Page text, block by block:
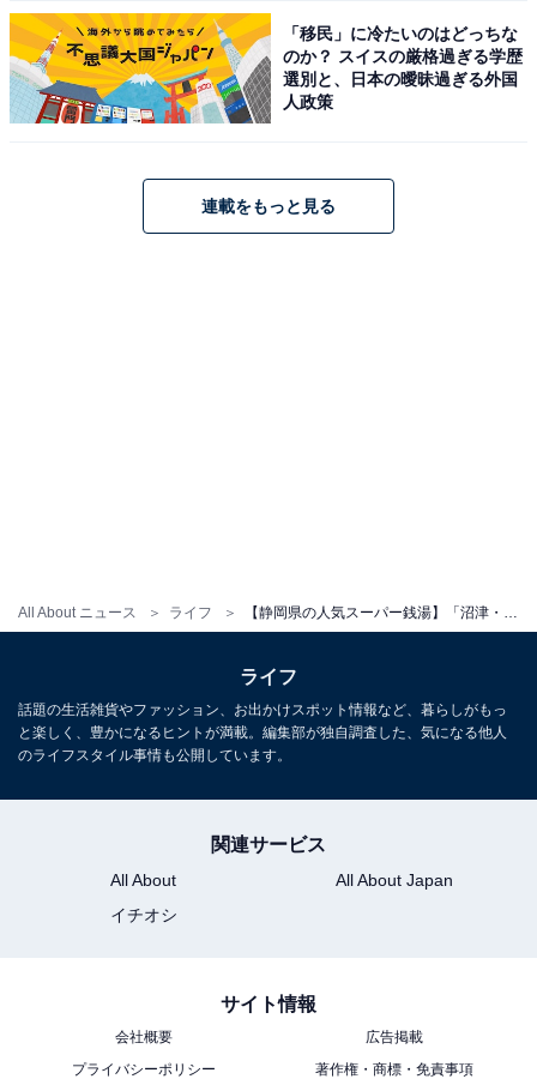
All About ニュース ライフ
ルバスで約15分。車の場合、東名高速道路「沼津I.C」を
下り直進1.2km、または新東名高速道路「長泉沼津IC」
から伊豆縦貫自動車道路経由「沼津岡宮IC」を下り国道
1号線方面へ800ｍ。乗用車250台分の無料駐車場を完備
場清掃のため入浴不可、ただし館内滞在や入館は可能）
宿泊：可（24時間営業のため、無料で利用できる106席
できる「深夜貸部屋」も有料で用意されています。）
こちらもおすすめ
自慢の施設。バナジウムたっぷりの水風呂でリ
ラックス
「移民」に冷たいのはどっちな
のか？ スイスの厳格過ぎる学歴
選別と、日本の曖昧過ぎる外国
人政策
連載をもっと見る
ライフ
話題の生活雑貨やファッション、お出かけスポット情報など、暮らしがもっ
と楽しく、豊かになるヒントが満載。編集部が独自調査した、気になる他人
のライフスタイル事情も公開しています。
関連サービス
All About
All About Japan
イチオシ
サイト情報
会社概要
広告掲載
プライバシーポリシー
著作権・商標・免責事項